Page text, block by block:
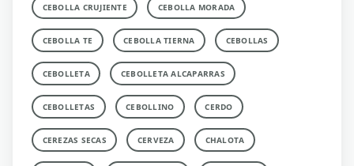
CEBOLLA CRUJIENTE CEBOLLA MORADA
CEBOLLA TE CEBOLLA TIERNA CEBOLLAS
CEBOLLETA CEBOLLETA ALCAPARRAS
CEBOLLETAS CEBOLLINO CERDO
CEREZAS SECAS CERVEZA CHALOTA